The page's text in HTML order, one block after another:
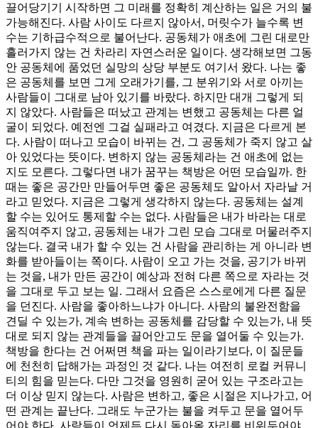
끌어당기기 시작하면 그 미래를 정확히 계산하는 일은 거의 불
가능해진다. 사람 사이도 다르지 않아서, 머릿수가 늘수록 변
수는 기하급수적으로 불어난다. 공동체가 애초에 그린 대로만
흘러가지 않는 건 차라리 자연스러운 일이다. 생각해보면 그동
안 공동체에 품었던 실망의 상당 부분도 여기서 왔다. 나는 좋
은 공동체를 보면 그게 오래가기를, 그 분위기와 서로 아끼는
사람들이 그대로 남아 있기를 바랐다. 하지만 대개 그렇게 되
지 않았다. 사람들은 떠났고 관계는 변했고 공동체는 다른 얼
굴이 되었다. 예전엔 그걸 실패라고 여겼다. 지금은 다르게 본
다. 사람이 떠나고 모습이 바뀌는 건, 그 공동체가 죽지 않고 살
아 있었다는 뜻이다. 변하지 않는 공동체라는 건 애초에 없는
지도 모른다. 그렇다면 내가 꿈꾸는 책방은 어떤 모습일까. 한
때는 좋은 공간만 만들어두면 좋은 공동체도 알아서 자라날 거
라고 믿었다. 지금은 그렇게 생각하지 않는다. 공동체는 설계
할 수는 있어도 통제할 수는 없다. 사람들은 내가 바라는 대로
움직여주지 않고, 공동체는 내가 그린 모습 그대로 머물러주지
않는다. 결국 내가 할 수 있는 건 사람을 관리하는 게 아니라 변
화를 받아들이는 쪽이다. 사람이 오고 가는 것을, 공기가 바뀌
는 것을, 내가 만든 공간이 예상과 전혀 다른 쪽으로 자라는 것
을 그대로 두고 보는 일. 그래서 요즘은 스스로에게 다른 질문
을 던진다. 사람을 좋아하느냐가 아니다. 사람의 불완전함을
견딜 수 있는가, 계속 변하는 공동체를 감당할 수 있는가, 내 뜻
대로 되지 않는 관계들을 끌어안고도 문을 열어둘 수 있는가.
책방을 한다는 건 어쩌면 책을 파는 일이라기보다, 이 질문들
에 천천히 답해가는 과정인 것 같다. 나는 여전히 로컬 커뮤니
티의 힘을 믿는다. 다만 그것을 영원히 굳어 있는 구조라고는
더 이상 믿지 않는다. 사람은 변하고, 좋은 시절은 지나가고, 어
떤 관계는 끝난다. 그래도 누군가는 불을 켜두고 문을 열어두
어야 한다. 사람들이 언제든 다시 돌아올 자리를 비워두어야